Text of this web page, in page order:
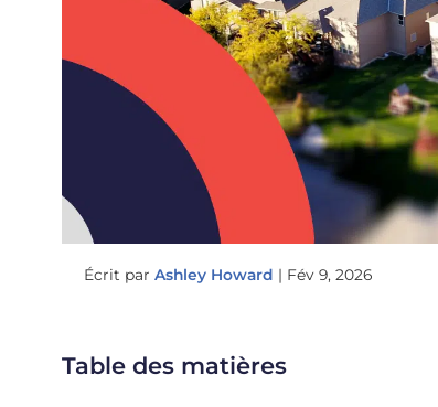
Écrit par Ashley Howard | Fév 9, 2026
Table des matières